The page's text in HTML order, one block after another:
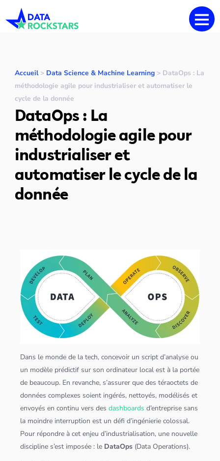
Accueil> Data Science & Machine Learning > DataOps : La
méthodologie agile pour industrialiser et automatiser le
cycle de la donnée
DataOps : La
méthodologie agile pour
industrialiser et
automatiser le cycle de la
donnée
Dans le monde de la tech, concevoir un script d’analyse ou
un modèle prédictif sur son ordinateur local est à la portée
de beaucoup. En revanche, s’assurer que des téraoctets de
données complexes soient ingérés, nettoyés, modélisés et
envoyés en continu vers desdashboards d’entreprise sans
la moindre interruption est un défi d’ingénierie colossal.
Pour répondre à cet enjeu d’industrialisation, une nouvelle
discipline s’est imposée : le DataOps (Data Operations).